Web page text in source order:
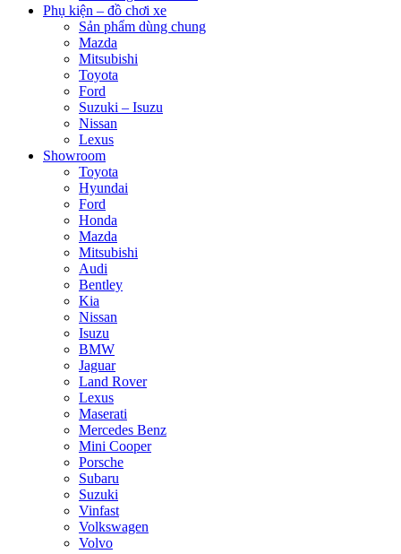
Phụ kiện – đồ chơi xe
Sản phẩm dùng chung
Mazda
Mitsubishi
Toyota
Ford
Suzuki – Isuzu
Nissan
Lexus
Showroom
Toyota
Hyundai
Ford
Honda
Mazda
Mitsubishi
Audi
Bentley
Kia
Nissan
Isuzu
BMW
Jaguar
Land Rover
Lexus
Maserati
Mercedes Benz
Mini Cooper
Porsche
Subaru
Suzuki
Vinfast
Volkswagen
Volvo